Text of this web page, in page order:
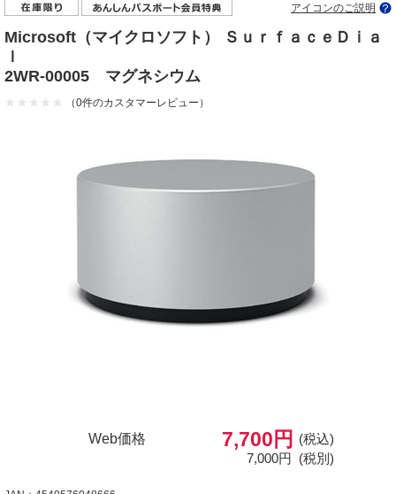
アイコンのご説明
Microsoft（マイクロソフト） ＳｕｒｆａｃｅＤｉａ
ｌ
2WR-00005 マグネシウム
（0件のカスタマーレビュー）
Web価格 7,700円
(税込)
7,000円 (税別)